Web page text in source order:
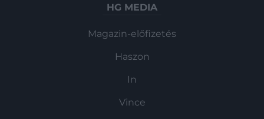
HG MEDIA
Magazin-előfizetés
Haszon
In
Vince